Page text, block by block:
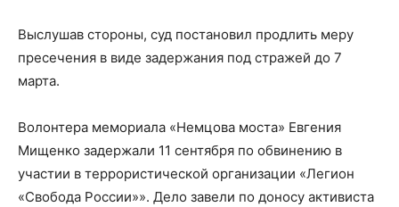
Выслушав стороны, суд постановил продлить меру
пресечения в виде задержания под стражей до 7
марта.
Волонтера мемориала «Немцова моста» Евгения
Мищенко задержали 11 сентября по обвинению в
участии в террористической организации «Легион
«Свобода России»». Дело завели по доносу активиста